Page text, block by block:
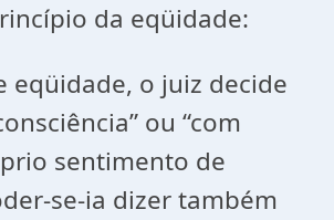
da eqüidade:
eqüidade, o juiz decide
ou “com
sentimento de
se-ia dizer também